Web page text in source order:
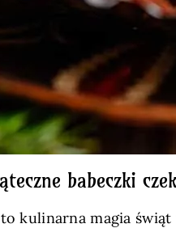
babeczki
kulinarna magia